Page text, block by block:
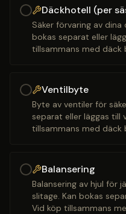
Däckhotell (per
Säker förvaring av dina
bokas separat eller
tillsammans med däck
Ventilbyte
Byte av ventiler för
separat eller läggas till
tillsammans med däck
Balansering
Balansering av hjul för
slitage. Kan bokas
Vid köp tillsammans